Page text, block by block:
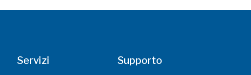
Servizi Supporto